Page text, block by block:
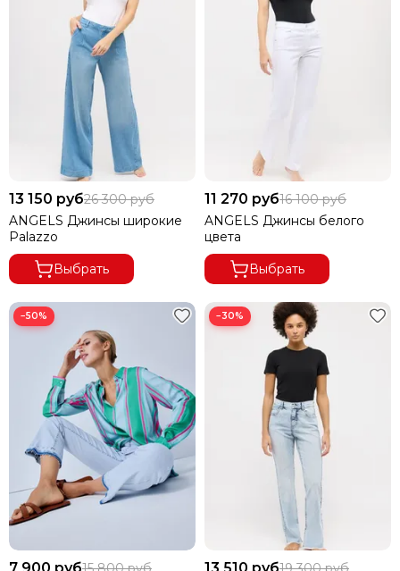
13 150 руб26 300 руб
ANGELS Джинсы широкие
Palazzo
Выбрать
11 270 руб16 100 руб
ANGELS Джинсы белого
цвета
Выбрать
−50%
7 900 руб
−30%
13 510 руб